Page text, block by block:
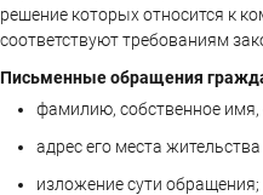
решение которых относится к
соответствуют требованиям
Письменные обращения
фамилию, собственное имя,
адрес его места
изложение сути обращения;